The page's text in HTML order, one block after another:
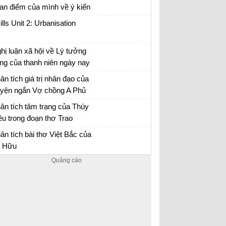
điểm của mình về ý kiến
nhà văn Pháp La-bơ-ruy-
tình cảm cao quý và
đảm,...
Unit 2: Urbanisation
luận xã hội về Lý tưởng
của thanh niên ngày nay
tích giá trị nhân đạo của
ngắn Vợ chồng A Phủ
chồng A Phủ - Văn mẫu 12
tích tâm trạng của Thúy
trong đoạn thơ Trao
tích bài Trao duyên
tích bài thơ Việt Bắc của
Hữu